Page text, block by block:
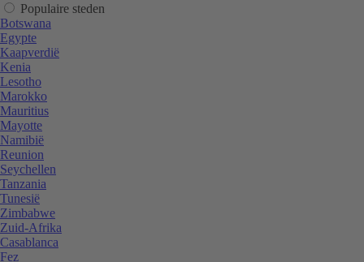
Populaire steden
Botswana
Egypte
Kaapverdië
Kenia
Lesotho
Marokko
Mauritius
Mayotte
Namibië
Reunion
Seychellen
Tanzania
Tunesië
Zimbabwe
Zuid-Afrika
Casablanca
Fez